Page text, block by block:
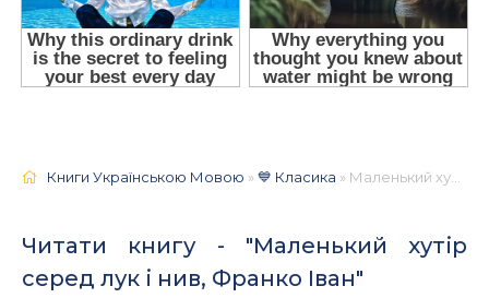
Книги Українською Мовою »💙 Класика » Маленький хутір серед лук і нив, Франко Іван 📚 - Українською
Читати книгу - "Маленький хутір
серед лук і нив, Франко Іван"